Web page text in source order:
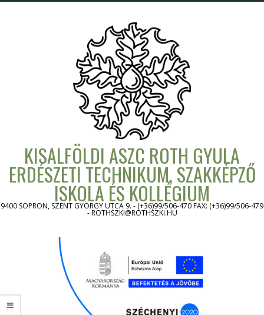
KISALFÖLDI ASZC ROTH GYULA
ERDÉSZETI TECHNIKUM, SZAKKÉPZŐ
ISKOLA ÉS KOLLÉGIUM
9400 SOPRON, SZENT GYÖRGY UTCA 9. - (+36)99/506-470 FAX: (+36)99/506-479
- ROTHSZKI@ROTHSZKI.HU